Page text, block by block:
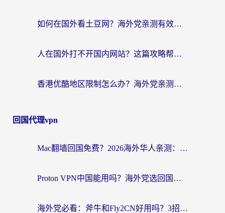
如何在国外看土豆网？海外党亲测有效的追剧加速器选择指南
人在国外打不开国内网站？这篇攻略帮你无缝解锁国内资源（附交管12123使用技巧）
香港优酷地区限制怎么办？海外党亲测有效的追剧解决方案
回国代理vpn
Mac翻墙回国免费？2026海外华人亲测：从CCTV5直播到国内APP，这样选加速器才靠谱
Proton VPN中国能用吗？海外党选回国加速器的避坑指南（附番茄加速器实测）
海外党必看：斧牛和Fly2CN好用吗？3招教你选对回国加速器（附免费试用攻略）